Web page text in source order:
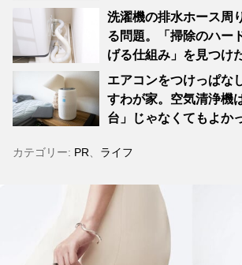
洗濯機の排水ホース周
る問題。「掃除のハー
げる仕組み」を見つけ
エアコンをつけっぱな
すわが家。空気清浄機
台」じゃなくてもよか
カテゴリー: PR、 ライフ